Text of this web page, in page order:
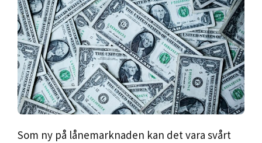
Som ny på lånemarknaden kan det vara svårt